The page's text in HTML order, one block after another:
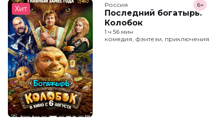
Хит Россия
Последний богатырь.
Колобок
6+
1 ч 56 мин
комедия, фэнтези, приключения